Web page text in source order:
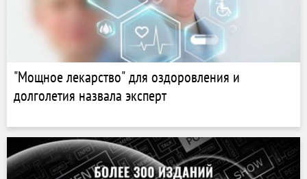
"Мощное лекарство" для оздоровления и
долголетия назвала эксперт